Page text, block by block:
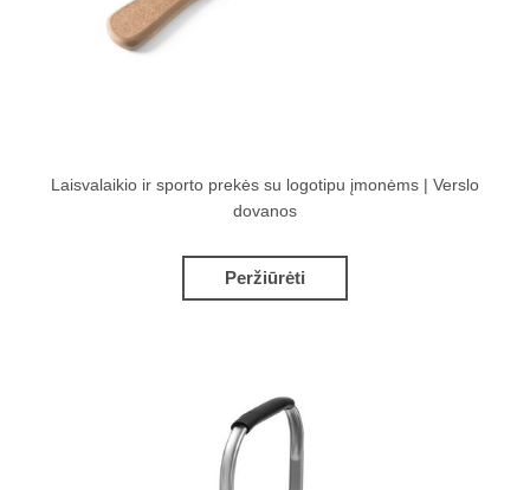
Laisvalaikio ir sporto prekės su logotipu įmonėms | Verslo
dovanos
Peržiūrėti